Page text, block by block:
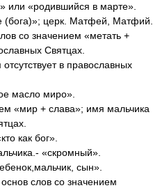
или «родившийся в марте».
(бога)»; церк. Матфей, Матфий.
со значением «метать +
Святцах.
в православных
масло миро».
«мир + слава»; имя мальчика
как бог».
«скромный».
сын».
слов со значением